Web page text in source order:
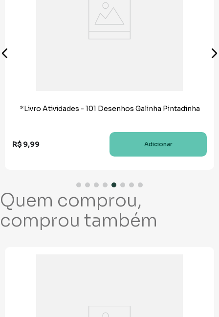
*Livro Atividades - 101 Desenhos Galinha Pintadinha
R$ 9,99 Adicionar
Quem comprou,
comprou também